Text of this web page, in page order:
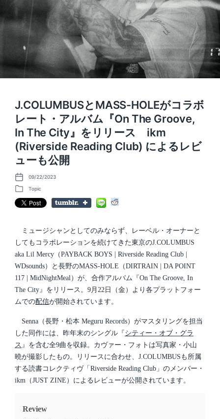
J.COLUMBUSとMASS-HOLEがコラボ
レート・アルバム『On The Groove,
In The City』をリリース ikm
(Riverside Reading Club) によるレビ
ューも公開
P
o
t
d
09/22/2023
P
o
s
n
Topic
ミュージシャンとしてのみならず、レーベル・オーナーと
してもコラボレーションを続けてきた東京のJ.COLUMBUS
aka Lil Mercy（PAYBACK BOYS | Riverside Reading Club |
WDsounds）と長野のMASS-HOLE（DIRTRAIN | DA POINT
117 | MidNightMeal）が、合作アルバム『On The Groove, In
The City』をリリース。9月22日（金）より各プラットフォー
ムでの配信が開始されています。
Senna（長野・松本 Meguru Records）がマスタリングを担当
した同作には、昨年末のシングル『 シティー・オブ・グラ
ス 』を含む全9曲を収録。カヴァー・フォトは写真家・小山
曉が撮影したもの。リリースに合わせ、J.COLUMBUSも所属
する読書コレクティヴ「Riverside Reading Club」のメンバー・
ikm（JUST ZINE）によるレビューが公開されています。
Review